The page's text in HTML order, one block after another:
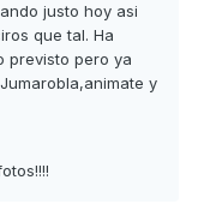
justo hoy asi
que tal. Ha
previsto pero ya
y